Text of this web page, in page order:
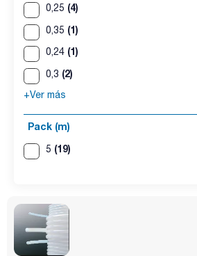
0,25 (4)
0,35 (1)
0,24 (1)
0,3 (2)
+Ver más
Pack (m)
5 (19)